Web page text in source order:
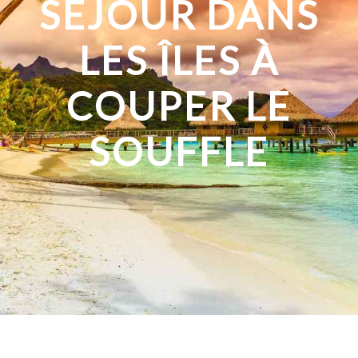
SÉJOUR DANS
LES ÎLES À
COUPER LE
SOUFFLE